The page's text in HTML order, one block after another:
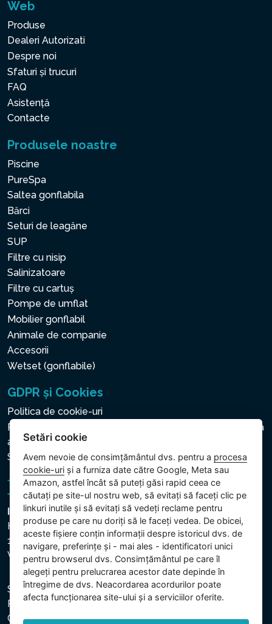
Web
Produse
Dealeri Autorizati
Despre noi
Sfaturi și trucuri
FAQ
Asistență
Contacte
Produsele noastre
Piscine
PureSpa
Saltea gonflabila
Bărci
Seturi de leagăne
SUP
Filtre cu nisip
Salinizatoare
Filtre cu cartuș
Pompe de umflat
Mobilier gonflabil
Animale de companie
Accesorii
Wetset (gonflabile)
GDPR și Cookies
Politica de cookie-uri
Politica privind protecția datelor cu caracter personal și a
altor date prelucrate
Setări cookie
Intex Trading, s.r.o.
Hradecká 2526/3
130 00 Praha 3
Vinohrady - Česká republika
Societatea este înregistrată la Tribunalul Municipal din
Praga, secția C, dosar 74759. CUI: 26150808, CIF:
CZ26150808.
Setări cookie
Avem nevoie de consimțământul dvs. pentru a procesa
cookie-uri și a furniza date către Google, Meta sau
Amazon, astfel încât să puteți găsi rapid ceea ce
căutați pe site-ul nostru web, să evitați să faceți clic pe
linkuri inutile și să evitați să vedeți reclame pentru
produse pe care nu doriți să le faceți vedea. De obicei,
aceste fișiere conțin informații despre istoricul dvs. de
navigare, preferințe și - mai ales - identificatori unici
pentru browserul dvs. Consimțământul pe care îl
alegeți pentru prelucrarea acestor date depinde în
întregime de dvs. Neacordarea acordurilor poate
afecta funcționarea site-ului și a serviciilor oferite.